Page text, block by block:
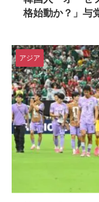
格始動か？」与
アジア